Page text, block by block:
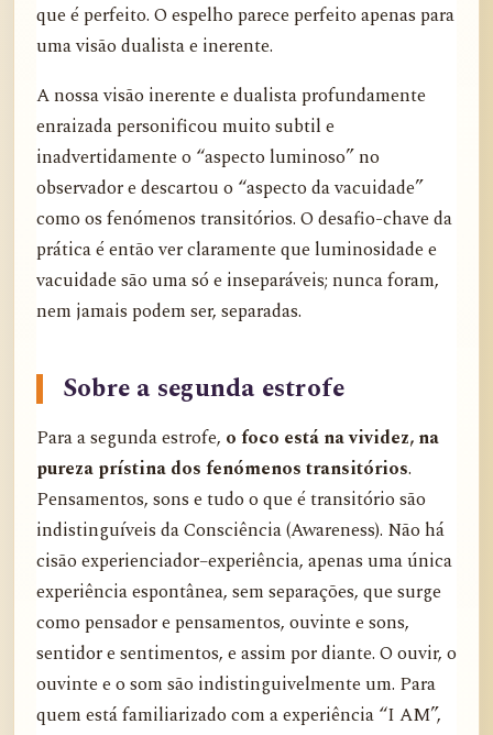
que é perfeito. O espelho parece perfeito apenas para
uma visão dualista e inerente.
A nossa visão inerente e dualista profundamente
enraizada personificou muito subtil e
inadvertidamente o “aspecto luminoso” no
observador e descartou o “aspecto da vacuidade”
como os fenómenos transitórios. O desafio-chave da
prática é então ver claramente que luminosidade e
vacuidade são uma só e inseparáveis; nunca foram,
nem jamais podem ser, separadas.
Sobre a segunda estrofe
Para a segunda estrofe, o foco está na vividez, na
pureza prístina dos fenómenos transitórios.
Pensamentos, sons e tudo o que é transitório são
indistinguíveis da Consciência (Awareness). Não há
cisão experienciador–experiência, apenas uma única
experiência espontânea, sem separações, que surge
como pensador e pensamentos, ouvinte e sons,
sentidor e sentimentos, e assim por diante. O ouvir, o
ouvinte e o som são indistinguivelmente um. Para
quem está familiarizado com a experiência “I AM”,